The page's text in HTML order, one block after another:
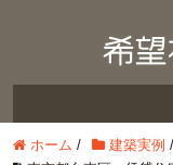
ホーム / 建築実例 /